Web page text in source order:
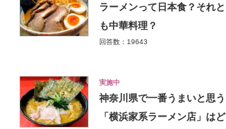
ラーメンって日本食？それと
も中華料理？
回答数：19643
実施中
神奈川県で一番うまいと思う
「横浜家系ラーメン店」はど